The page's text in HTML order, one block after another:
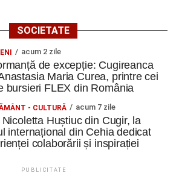
SOCIETATE
acum 2 zile
de excepție: Cugireanca
Maria Curea, printre cei
bursieri FLEX din România
- CULTURĂ acum 7 zile
Nicoletta Huștiuc din Cugir, la
internațional din Cehia dedicat
colaborării și inspirației
PUBLICITATE